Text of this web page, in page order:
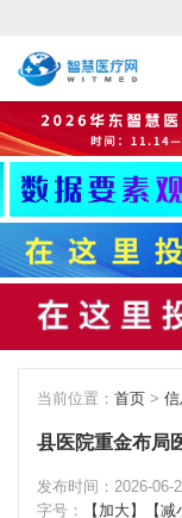
当前位置： 首页 > 信
县医院重金布局
发布时间：2026-06-
字号：
【加大】 【减